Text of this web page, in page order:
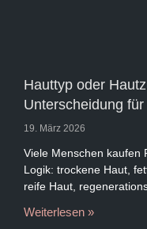
Hauttyp oder
Unterscheidung
19. März 2026
Viele Menschen kaufen
Logik: trockene Haut,
reife Haut,
Weiterlesen »